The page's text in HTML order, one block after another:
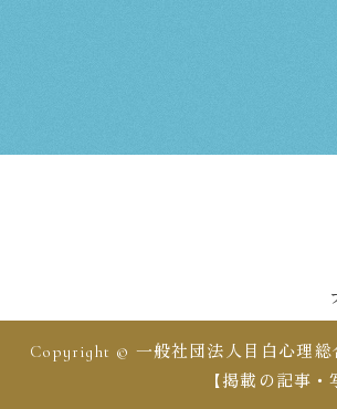
Copyright © 一般社団法人目白心理
【掲載の記事